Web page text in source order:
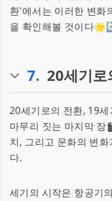
환'에서는 이러한 변화
을 확인해볼 것이다
7. 20세기로
20세기로의 전환, 19
마무리 짓는 마지막
치, 그리고 문화의 변
다.
세기의 시작은 항공기